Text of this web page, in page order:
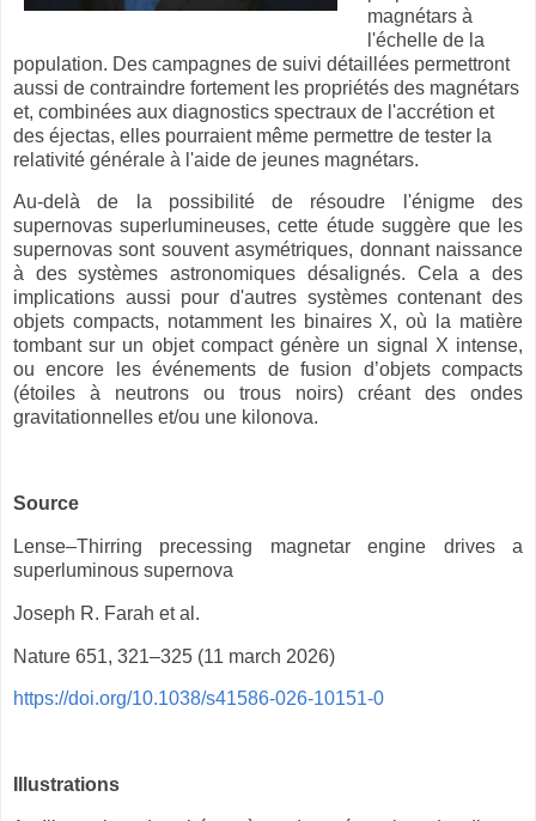
magnétars à
l'échelle de la
population. Des campagnes de suivi détaillées permettront
aussi de contraindre fortement les propriétés des magnétars
et, combinées aux diagnostics spectraux de l'accrétion et
des éjectas, elles pourraient même permettre de tester la
relativité générale à l'aide de jeunes magnétars.
Au-delà de la possibilité de résoudre l'énigme des
supernovas superlumineuses, cette étude suggère que les
supernovas sont souvent asymétriques, donnant naissance
à des systèmes astronomiques désalignés. Cela a des
implications aussi pour d'autres systèmes contenant des
objets compacts, notamment les binaires X, où la matière
tombant sur un objet compact génère un signal X intense,
ou encore les événements de fusion d’objets compacts
(étoiles à neutrons ou trous noirs) créant des ondes
gravitationnelles et/ou une kilonova.
Source
Lense–Thirring precessing magnetar engine drives a
superluminous supernova
Joseph R. Farah et al.
Nature 651, 321–325 (11 march 2026)
https://doi.org/10.1038/s41586-026-10151-0
Illustrations